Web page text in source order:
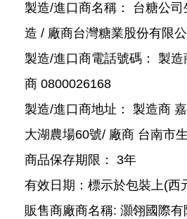
製造/進口商名稱： 台糖公
造 / 廠商台灣糖業股份有限公
製造/進口商電話號碼： 製
商 0800026168
製造/進口商地址： 製造商
大湖農場60號/ 廠商 台南市
商品保存期限： 3年
有效日期：標示於包裝上(西
販售商廠商名稱: 灝翎國際有